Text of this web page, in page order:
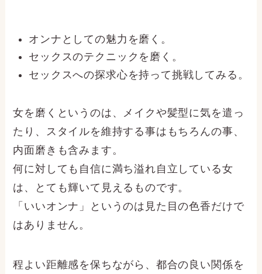
オンナとしての魅力を磨く。
セックスのテクニックを磨く。
セックスへの探求心を持って挑戦してみる。
女を磨くというのは、メイクや髪型に気を遣っ
たり、スタイルを維持する事はもちろんの事、
内面磨きも含みます。
何に対しても自信に満ち溢れ自立している女
は、とても輝いて見えるものです。
「いいオンナ」というのは見た目の色香だけで
はありません。
程よい距離感を保ちながら、都合の良い関係を